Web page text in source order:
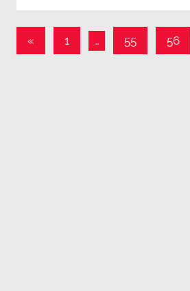
Paginación
« Entradas
1 … 55 56